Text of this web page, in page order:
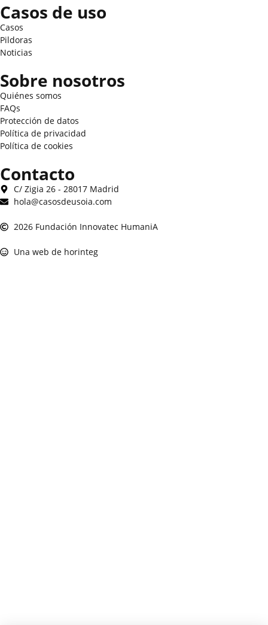
Casos de uso
Casos
Pildoras
Noticias
Sobre nosotros
Quiénes somos
FAQs
Protección de datos
Política de privacidad
Política de cookies
Contacto
C/ Zigia 26 - 28017 Madrid
hola@casosdeusoia.com
2026 Fundación Innovatec HumaniA
Una web de horinteg